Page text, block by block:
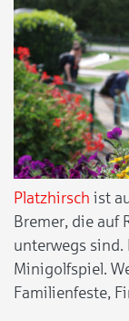
Platzhirsch ist
Bremer, die auf
unterwegs sind.
Minigolfspiel.
Familienfeste,